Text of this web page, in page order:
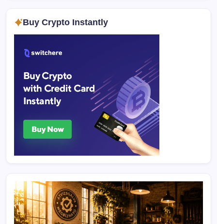
Buy Crypto Instantly